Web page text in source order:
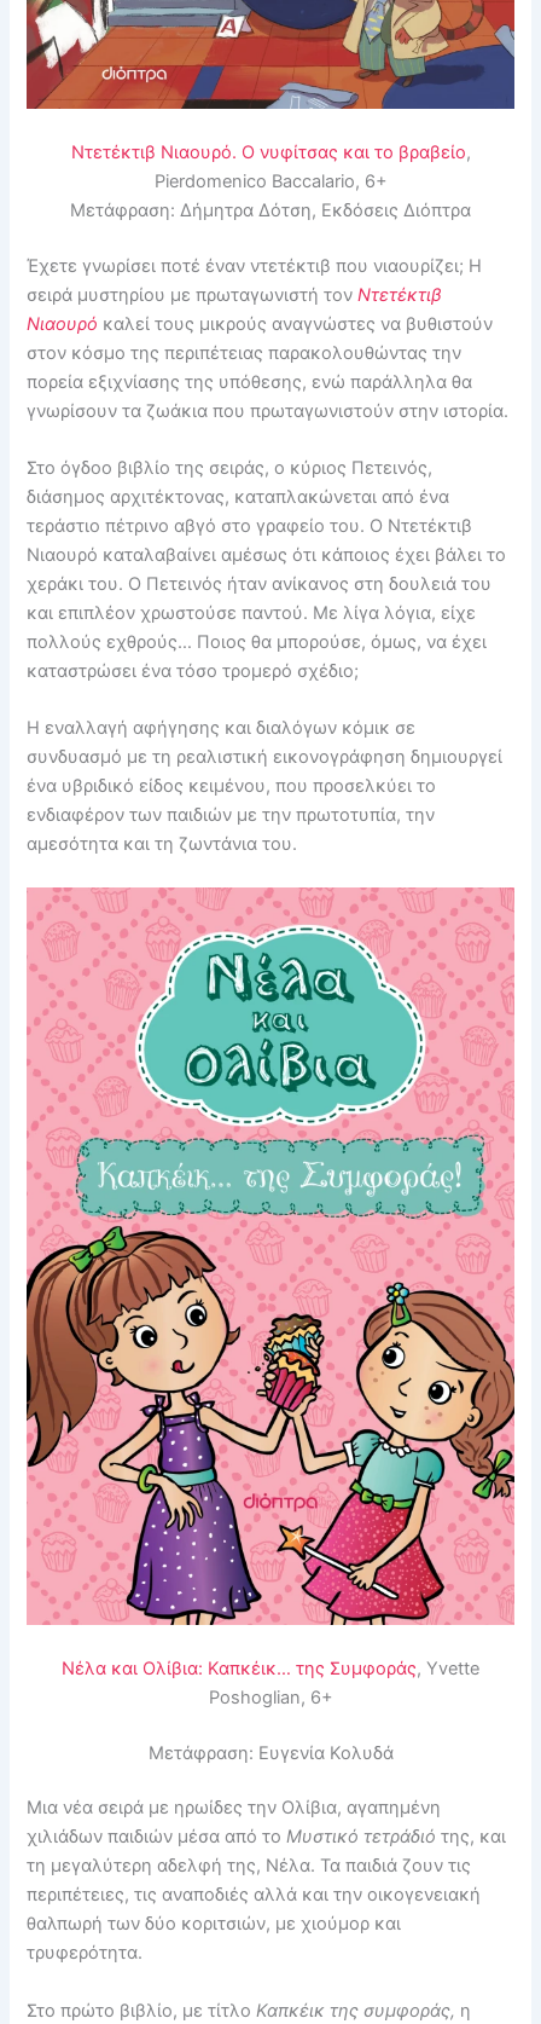
Ντετέκτιβ Νιαουρό. Ο νυφίτσας και το βραβείο,
Pierdomenico Baccalario, 6+
Μετάφραση: Δήμητρα Δότση, Εκδόσεις Διόπτρα
Έχετε γνωρίσει ποτέ έναν ντετέκτιβ που νιαουρίζει; Η
σειρά μυστηρίου με πρωταγωνιστή τονΝτετέκτιβ
Νιαουρό καλεί τους μικρούς αναγνώστες να βυθιστούν
στον κόσμο της περιπέτειας παρακολουθώντας την
πορεία εξιχνίασης της υπόθεσης, ενώ παράλληλα θα
γνωρίσουν τα ζωάκια που πρωταγωνιστούν στην ιστορία.
Στο όγδοο βιβλίο της σειράς, ο κύριος Πετεινός,
διάσημος αρχιτέκτονας, καταπλακώνεται από ένα
τεράστιο πέτρινο αβγό στο γραφείο του. Ο Ντετέκτιβ
Νιαουρό καταλαβαίνει αμέσως ότι κάποιος έχει βάλει το
χεράκι του. Ο Πετεινός ήταν ανίκανος στη δουλειά του
και επιπλέον χρωστούσε παντού. Με λίγα λόγια, είχε
πολλούς εχθρούς… Ποιος θα μπορούσε, όμως, να έχει
καταστρώσει ένα τόσο τρομερό σχέδιο;
Η εναλλαγή αφήγησης και διαλόγων κόμικ σε
συνδυασμό με τη ρεαλιστική εικονογράφηση δημιουργεί
ένα υβριδικό είδος κειμένου, που προσελκύει το
ενδιαφέρον των παιδιών με την πρωτοτυπία, την
αμεσότητα και τη ζωντάνια του.
Νέλα και Ολίβια: Καπκέικ… της Συμφοράς, Yvette
Poshoglian, 6+
Μετάφραση: Ευγενία Κολυδά
Μια νέα σειρά με ηρωίδες την Ολίβια, αγαπημένη
χιλιάδων παιδιών μέσα από τοΜυστικό τετράδιό της, και
τη μεγαλύτερη αδελφή της, Νέλα. Τα παιδιά ζουν τις
περιπέτειες, τις αναποδιές αλλά και την οικογενειακή
θαλπωρή των δύο κοριτσιών, με χιούμορ και
τρυφερότητα.
Στο πρώτο βιβλίο, με τίτλοΚαπκέικ της συμφοράς, η